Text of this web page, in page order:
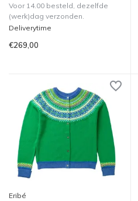
Voor 14.00 besteld, dezelfde
(werk)dag verzonden.
Deliverytime
€269,00
Eribé